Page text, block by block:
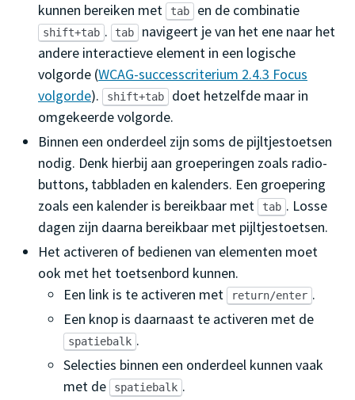
kunnen bereiken met
tab en de combinatie
shift+tab . tab
navigeert je van het ene naar het
andere interactieve element in een logische
volgorde (WCAG-successcriterium 2.4.3 Focus
volgorde). shift+tab doet hetzelfde maar in
omgekeerde volgorde.
Binnen een onderdeel zijn soms de pijltjestoetsen
nodig. Denk hierbij aan groeperingen zoals radio-
buttons, tabbladen en kalenders. Een groepering
zoals een kalender is bereikbaar met
tab . Losse
dagen zijn daarna bereikbaar met pijltjestoetsen.
Het activeren of bedienen van elementen moet
ook met het toetsenbord kunnen.
Een link is te activeren met
return/enter .
Een knop is daarnaast te activeren met de
spatiebalk .
Selecties binnen een onderdeel kunnen vaak
met de
spatiebalk .